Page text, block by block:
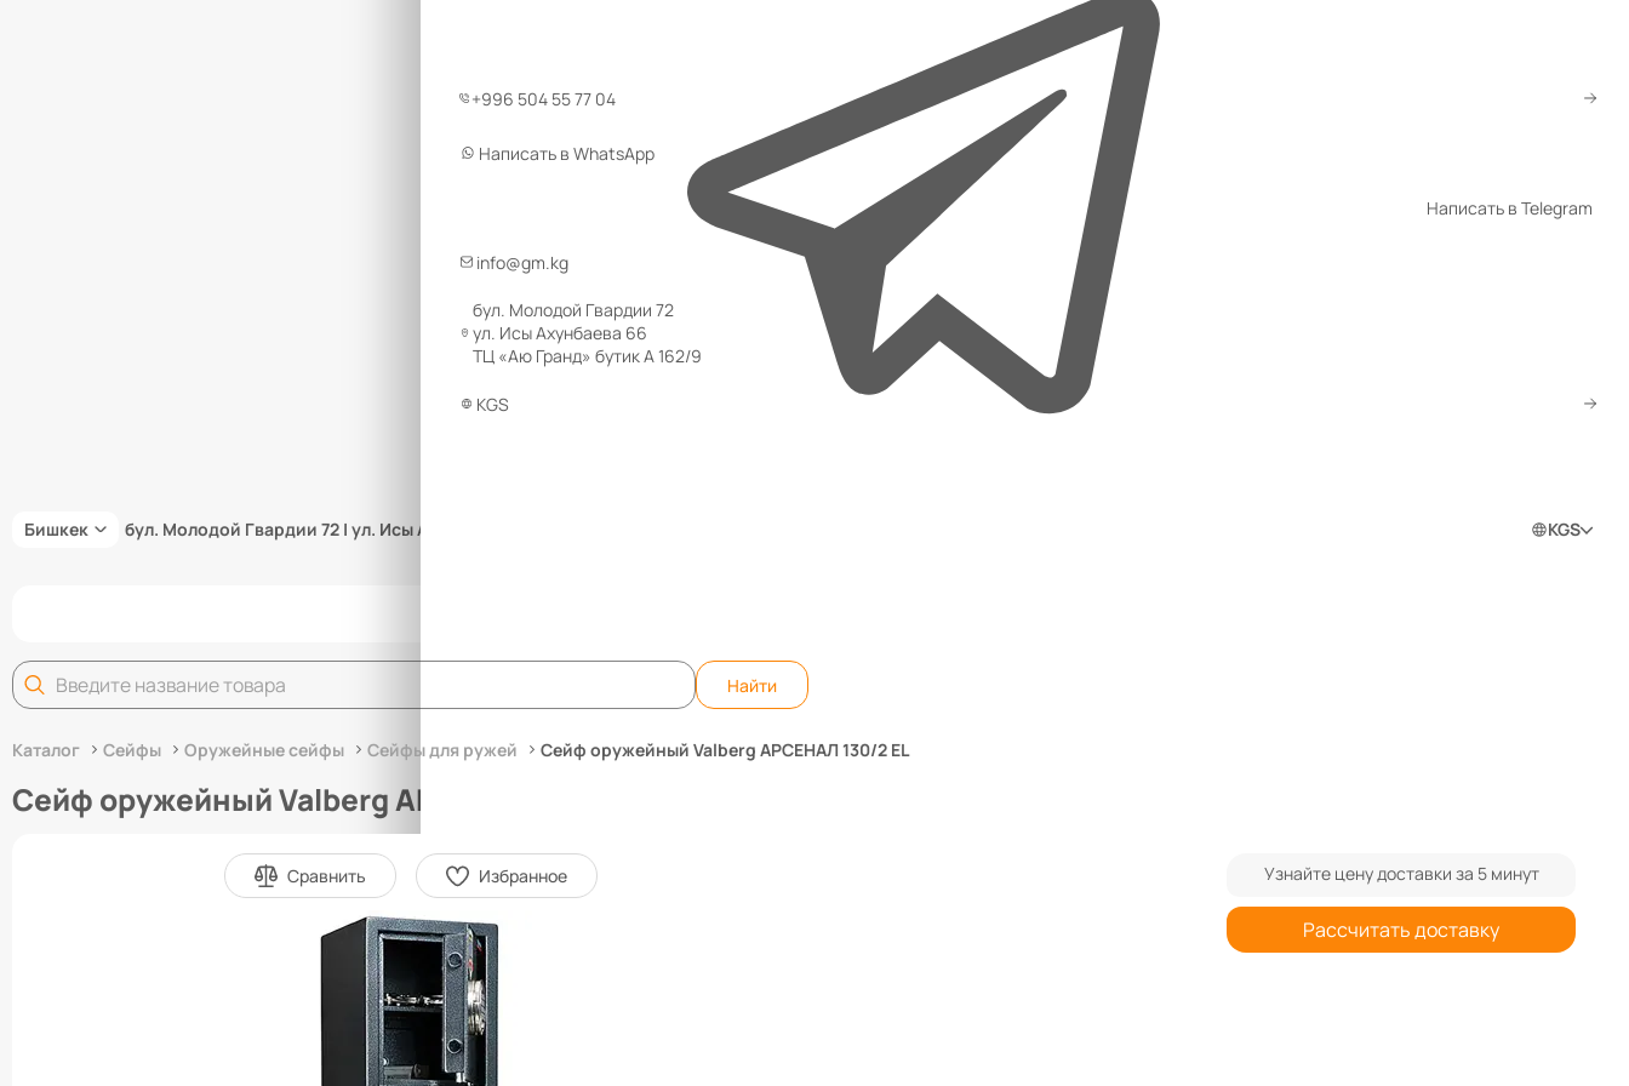
+996 504 55 77 04
Написать в WhatsApp
Написать в Telegram
info@gm.kg
бул. Молодой Гвардии 72
ул. Исы Ахунбаева 66
ТЦ «Аю Гранд» бутик А 162/9
KGS
Бишкек бул. Молодой Гвардии 72 | ул. Исы Ахунбаева 66 | ТЦ «Аю Гранд» бутик А 162/9 KGS
Найти
Каталог Сейфы Оружейные сейфы Сейфы для ружей Сейф оружейный Valberg АРСЕНАЛ 130/2 EL
Сейф оружейный Valberg АРСЕНАЛ 130/2 EL
Сравнить Избранное Узнайте цену доставки за 5 минут
Рассчитать доставку